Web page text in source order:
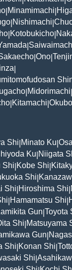
Minamimachi
Nishimachi
Kotobukicho
Ono
Midorimachi
Kitamachi Okubo
Shi Minato Ku
Ku Niigata
Shi Kobe Shi
Shi
Shi Hiroshima Shi
Hamamatsu Shi
Gun Toyota
Shi Matsuyama
Gun
Shi Konan Shi
Shi